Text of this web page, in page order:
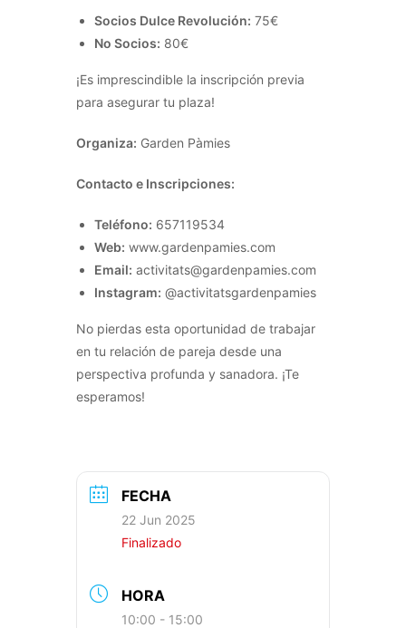
Socios Dulce Revolución: 75€
No Socios: 80€
¡Es imprescindible la inscripción previa
para asegurar tu plaza!
Organiza: Garden Pàmies
Contacto e Inscripciones:
Teléfono: 657119534
Web: www.gardenpamies.com
Email: activitats@gardenpamies.com
Instagram: @activitatsgardenpamies
No pierdas esta oportunidad de trabajar
en tu relación de pareja desde una
perspectiva profunda y sanadora. ¡Te
esperamos!
FECHA
22 Jun 2025
Finalizado
HORA
10:00 - 15:00